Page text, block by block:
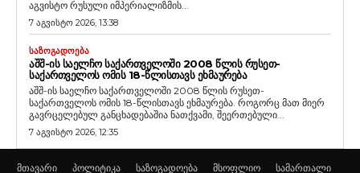
აგვისტო რუსული იმპერიალიზმის...
7 აგვისტო 2026, 13:38
ᲡᲐᲖᲝᲒᲐᲓᲝᲔᲑᲐ
ᲐᲨᲨ-ᲘᲡ ᲡᲐᲔᲚᲩᲝ ᲡᲐᲥᲐᲠᲗᲕᲔᲚᲝᲨᲘ 2008 ᲬᲚᲘᲡ ᲠᲣᲡᲔᲗ-
ᲡᲐᲥᲐᲠᲗᲕᲔᲚᲝᲡ ᲝᲛᲘᲡ 18-ᲬᲚᲘᲡᲗᲐᲕᲡ ᲔᲮᲛᲐᲣᲠᲔᲑᲐ
აშშ-ის საელჩო საქართველოში 2008 წლის რუსეთ-
საქართველოს ომის 18-წლისთავს ეხმაურება. როგორც მათ მიერ
გავრცელებულ განცხადებაშია ნათქვამი, შეერთებული...
7 აგვისტო 2026, 12:35
მთავარი პოლიტიკა საზოგადოება მსოფლიო სამართალი